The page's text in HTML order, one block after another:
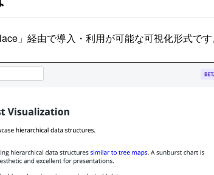
」経由で導入・利用が可能な可視化形式です